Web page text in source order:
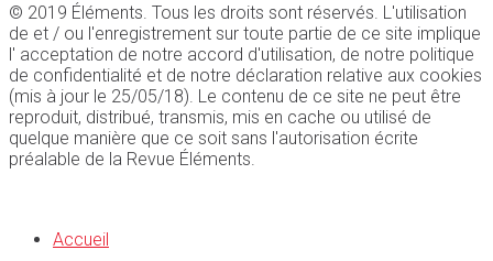
© 2019 Éléments. Tous les droits sont réservés. L'utilisation
de et / ou l'enregistrement sur toute partie de ce site implique
l' acceptation de notre accord d'utilisation, de notre politique
de confidentialité et de notre déclaration relative aux cookies
(mis à jour le 25/05/18). Le contenu de ce site ne peut être
reproduit, distribué, transmis, mis en cache ou utilisé de
quelque manière que ce soit sans l'autorisation écrite
préalable de la Revue Éléments.
Accueil